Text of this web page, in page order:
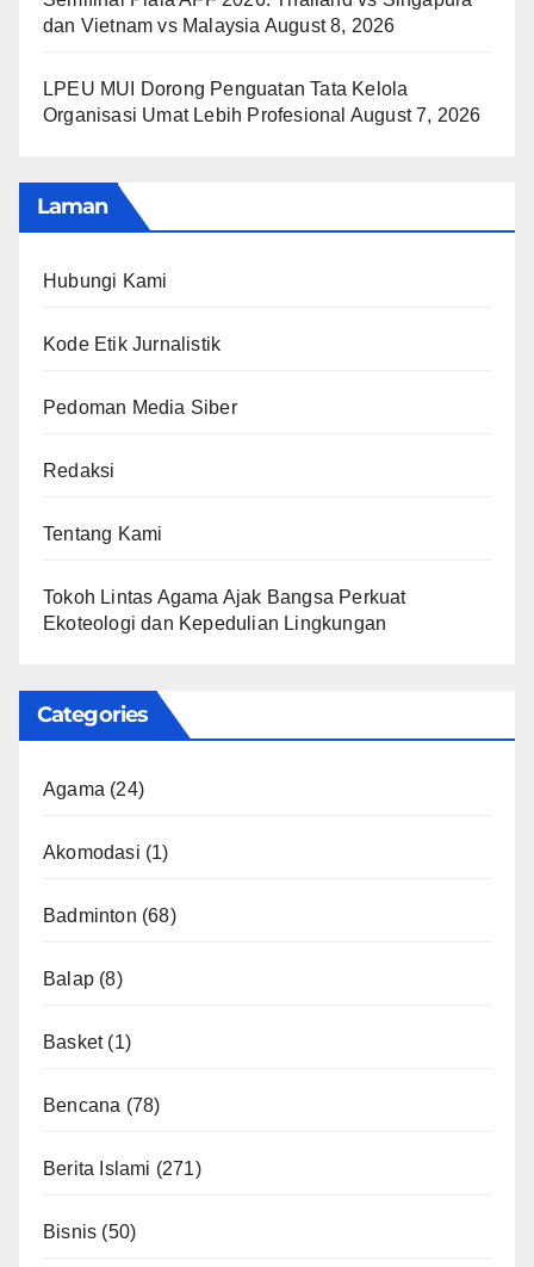
dan Vietnam vs Malaysia August 8, 2026
LPEU MUI Dorong Penguatan Tata Kelola
Organisasi Umat Lebih Profesional August 7, 2026
Laman
Hubungi Kami
Kode Etik Jurnalistik
Pedoman Media Siber
Redaksi
Tentang Kami
Tokoh Lintas Agama Ajak Bangsa Perkuat
Ekoteologi dan Kepedulian Lingkungan
Categories
Agama (24)
Akomodasi (1)
Badminton (68)
Balap (8)
Basket(1)
Bencana (78)
Berita Islami (271)
Bisnis (50)